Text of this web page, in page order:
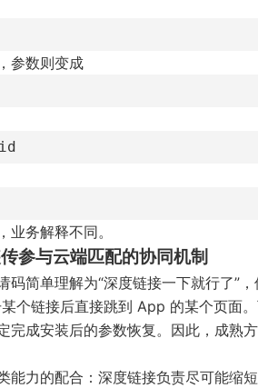
参数则变成
业务解释不同。
参与云端匹配的协同机制
码简单理解为“深度链接一下就行了”
个链接后直接跳到 App 的某个页面
完成安装后的参数恢复。因此，成熟
能力的配合：深度链接负责尽可能缩